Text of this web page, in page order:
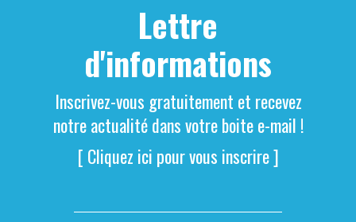
Lettre
d'informations
Inscrivez-vous gratuitement et recevez
notre actualité dans votre boite e-mail !
[ Cliquez ici pour vous inscrire ]